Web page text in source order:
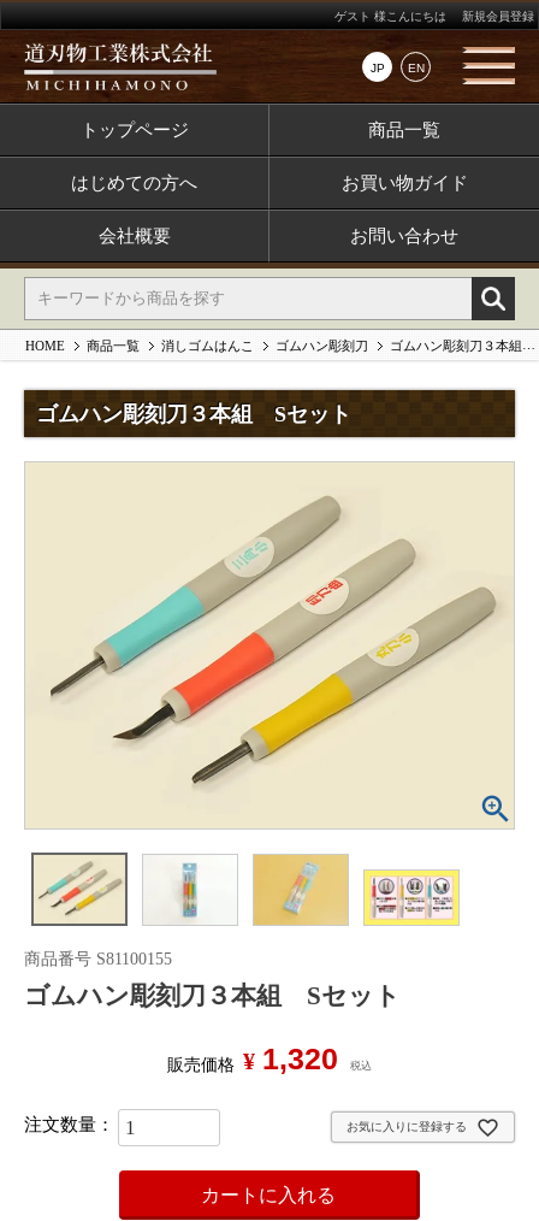
JP EN
ゲスト 様こんにちは 新規会員登録
トップページ 商品一覧
はじめての方へ お買い物ガイド
会社概要 お問い合わせ
HOME 商品一覧 消しゴムはんこ ゴムハン彫刻刀 ゴムハン彫刻刀３本組 Sセット
ゴムハン彫刻刀３本組 Sセット
商品番号 S81100155
ゴムハン彫刻刀３本組 Sセット
販売価格 ¥ 1,320 税込
お気に入りに登録する
カートに入れる